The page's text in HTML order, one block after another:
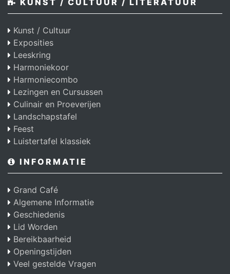
KUNST / CULTUUR / LITERATUUR
Kunst / Cultuur
Exposities
Leeskring
Harmoniekoor
Harmoniecombo
Lezingen en Cursussen
Culinair en Proeverijen
Landschapstafel
Feest
Luistertafel klassiek
INFORMATIE
Grand Café
Algemene Informatie
Geschiedenis
Lid Worden
Bereikbaarheid
Openingstijden
Veel gestelde Vragen